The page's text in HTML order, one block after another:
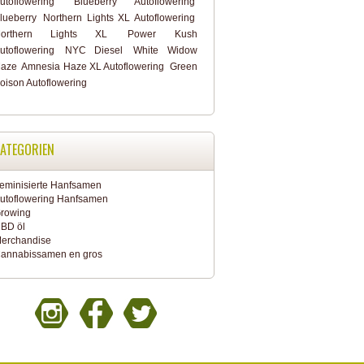
Northern Lights XL Autoflowering
Lights XL
Power Kush
NYC Diesel
White Widow
Amnesia Haze XL Autoflowering Green
Autoflowering
Hanfsamen
Hanfsamen
öl
en gros